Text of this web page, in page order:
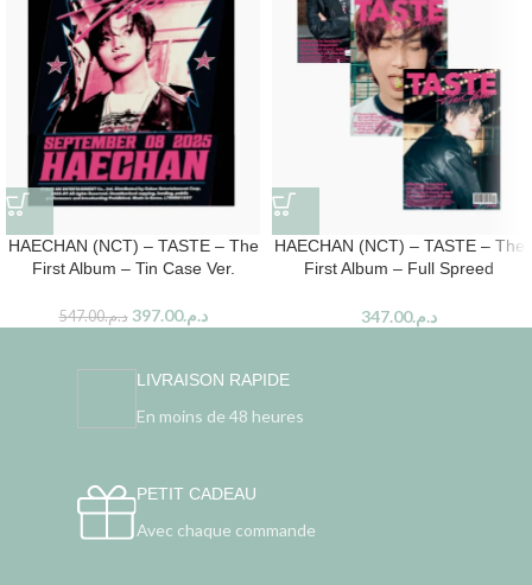
HAECHAN (NCT) – TASTE – The
First Album – Tin Case Ver.
د.م.547.00 د.م.397.00
HAECHAN (NCT) – TASTE – The
First Album – Full Spreed
د.م.347.00
LIVRAISON RAPIDE
En moins de 48 heures
PETIT CADEAU
Avec chaque commande